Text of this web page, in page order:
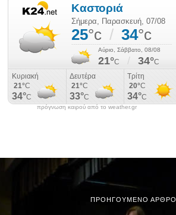
πρόγνωση καιρού από το weather.gr
ΠΡΟΗΓΟΎΜΕΝΟ ΆΡΘΡΟ